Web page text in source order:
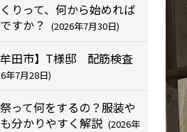
りって、何から始めれば
すか？
(2026年7月30日)
牟田市】T様邸 配筋検査
年7月28日)
って何をするの？服装や
分かりやすく解説 (2026年